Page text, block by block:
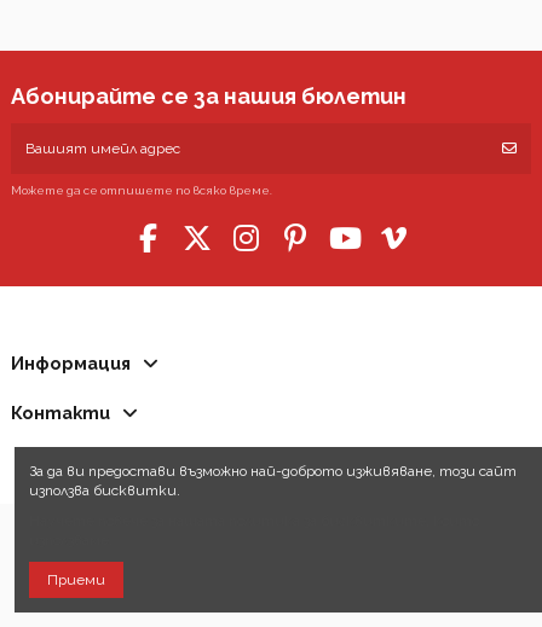
Абонирайте се за нашия бюлетин
Можете да се отпишете по всяко време.
Информация
Контакти
За да ви предостави възможно най-доброто изживяване, този сайт
използва бисквитки.
Приеми